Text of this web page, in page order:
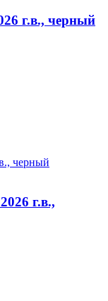
г.в., черный
г.в.,